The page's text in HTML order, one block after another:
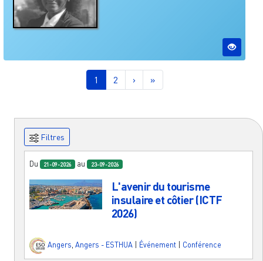
Page courante
1 Page
2 Page suivante
› Dernière page
»
Filtres
Du 21-09-2026 au 23-09-2026
L'avenir du tourisme
insulaire et côtier (ICTF
2026)
Angers, Angers - ESTHUA Événement Conférence